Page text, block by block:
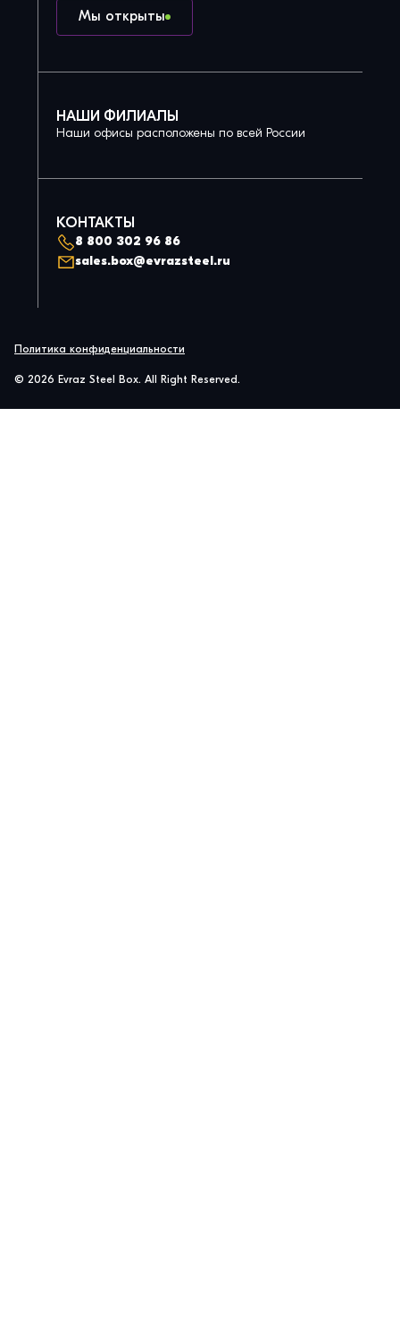
Мы открыты
НАШИ ФИЛИАЛЫ
Наши офисы расположены по всей России
КОНТАКТЫ
8 800 302 96 86
sales.box@evrazsteel.ru
© 2026 Evraz Steel Box. All Right Reserved.
Политика конфиденциальности